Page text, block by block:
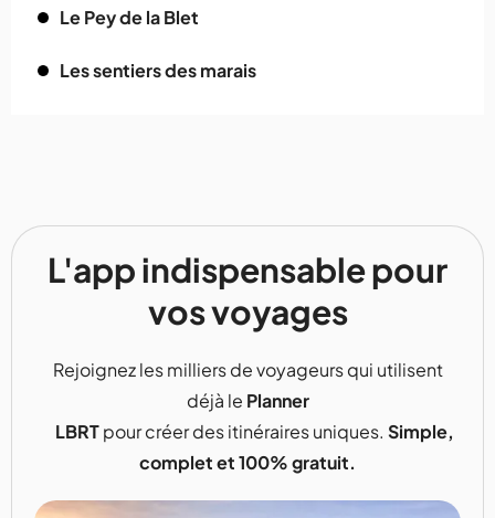
Le Pey de la Blet
Les sentiers des marais
L'app indispensable pour
vos voyages
Rejoignez les milliers de voyageurs qui utilisent
déjà le Planner
LBRTpour créer des itinéraires uniques. Simple,
complet et 100% gratuit.